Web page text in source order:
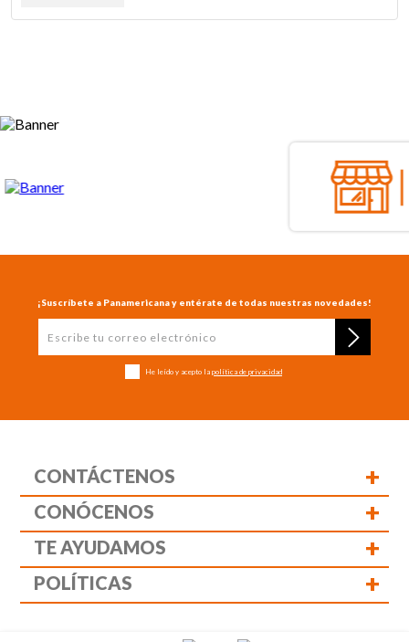
¡Suscríbete a Panamericana y entérate de todas nuestras novedades!
He leído y acepto la política de privacidad
CONTÁCTENOS +
CONÓCENOS +
TE AYUDAMOS +
POLÍTICAS +